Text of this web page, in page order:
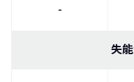
-
失